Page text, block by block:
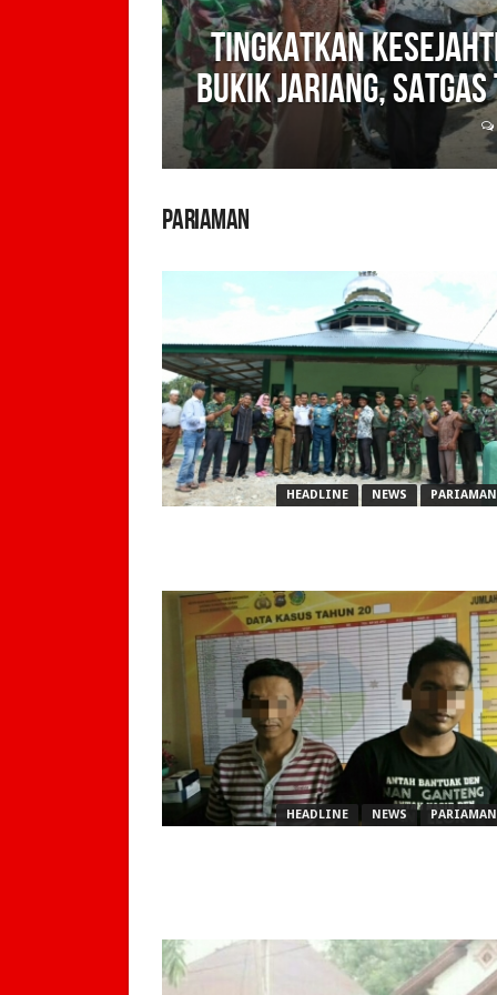
Tingkatkan
Bukik Jariang,
PARIAMAN
HEADLINE NEWS PARIAMAN
HEADLINE NEWS PARIAMAN